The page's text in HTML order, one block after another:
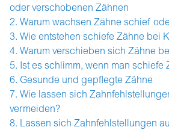
oder verschobenen Zähnen
Warum wachsen Zähne schief
Wie entstehen schiefe Zähne bei
Warum verschieben sich Zähne
Ist es schlimm, wenn man schiefe
Gesunde und gepflegte Zähne
Wie lassen sich
vermeiden?
Lassen sich Zahnfehlstellungen